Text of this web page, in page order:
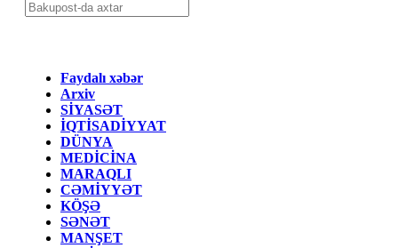
Faydalı xəbər
Arxiv
SİYASƏT
İQTİSADİYYAT
DÜNYA
MEDİCİNA
MARAQLI
CƏMİYYƏT
KÖŞƏ
SƏNƏT
MANŞET